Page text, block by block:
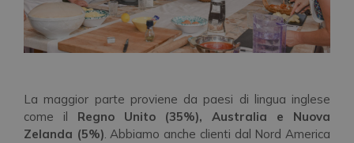
La maggior parte proviene da paesi di lingua inglese
come il Regno Unito (35%), Australia e Nuova
Zelanda (5%). Abbiamo anche clienti dal Nord America